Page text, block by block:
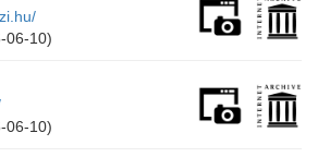
06-10)
06-10)